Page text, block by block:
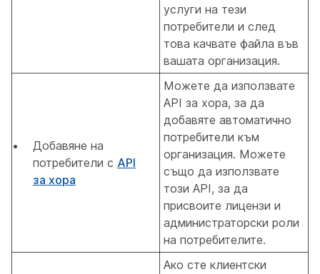
услуги на тези
потребители и след
това качвате файла във
вашата организация.
Добавяне на
потребители с API
за хора
Можете да използвате
API за хора, за да
добавяте автоматично
потребители към
организация. Можете
също да използвате
този API, за да
присвоите лицензи и
администраторски роли
на потребителите.
Ако сте клиентски